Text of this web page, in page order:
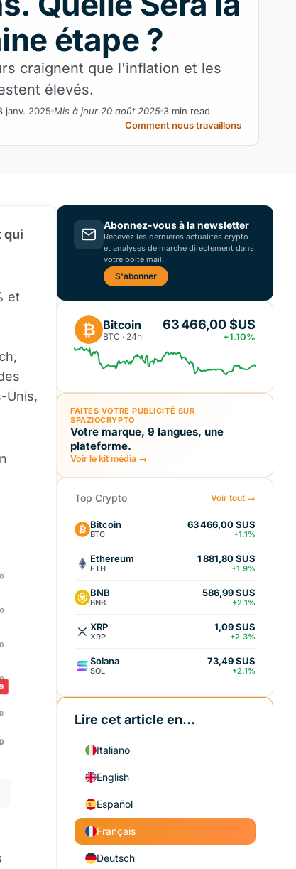
étape ?
craignent que l'inflation et les
élevés.
janv. 2025 Mis à jour 20 août 2025 3 min read
Comment nous travaillons
qui
et
Unis,
Abonnez-vous à la newsletter
Recevez les dernières actualités crypto
et analyses de marché directement dans
votre boîte mail.
S'abonner
₿ Bitcoin
BTC · 24h
63 466,00 $US
+1.10%
FAITES VOTRE PUBLICITÉ SUR
SPAZIOCRYPTO
Votre marque, 9 langues, une
plateforme.
Voir le kit média →
Top Crypto Voir tout →
Bitcoin
BTC
63 466,00 $US
+1.1%
Ethereum
ETH
1 881,80 $US
+1.9%
BNB
BNB
586,99 $US
+2.1%
XRP
XRP
1,09 $US
+2.3%
Solana
SOL
73,49 $US
+2.1%
Lire cet article en...
Italiano
English
Español
Français
Deutsch